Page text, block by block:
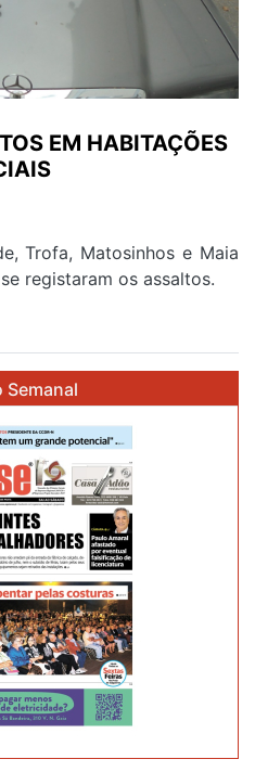
EM HABITAÇÕES
Trofa, Matosinhos e Maia
registaram os assaltos.
Semanal